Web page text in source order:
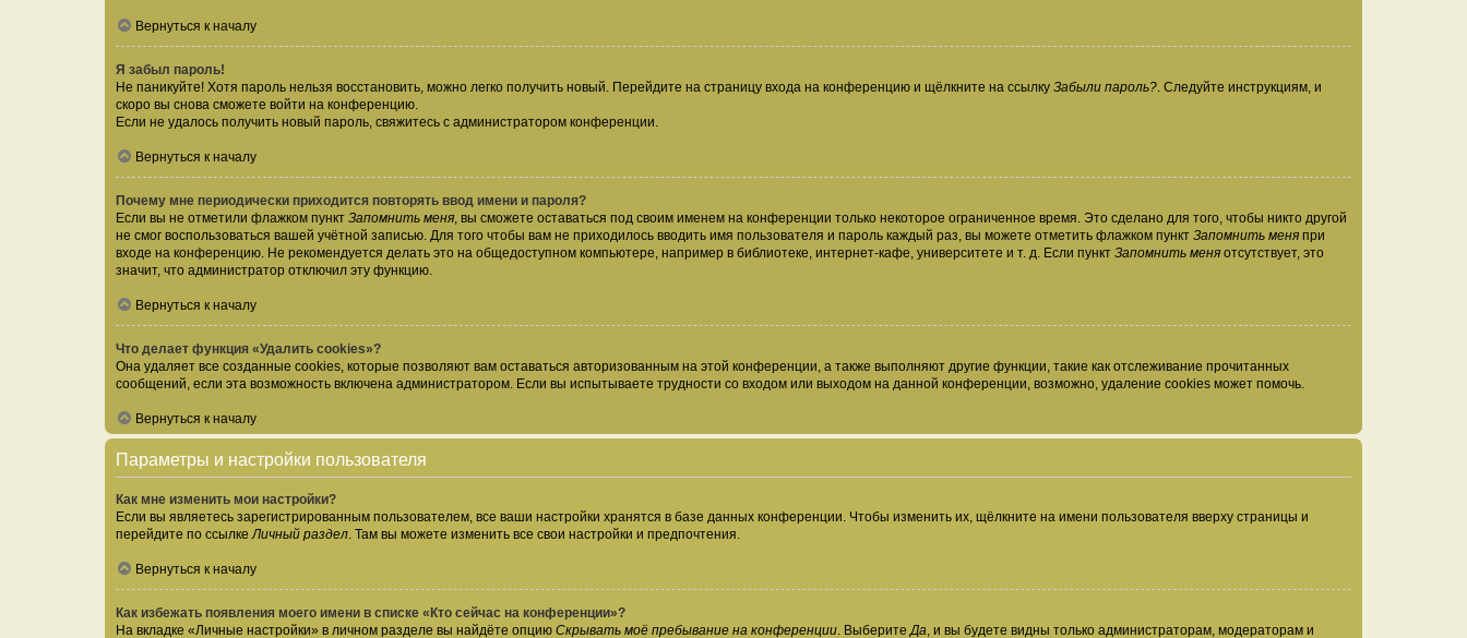
Вернуться к началу
Я забыл пароль!
Не паникуйте! Хотя пароль нельзя восстановить, можно легко получить новый. Перейдите на страницу входа на конференцию и щёлкните на ссылку Забыли пароль? . Следуйте инструкциям, и
скоро вы снова сможете войти на конференцию.
Если не удалось получить новый пароль, свяжитесь с администратором конференции.
Вернуться к началу
Почему мне периодически приходится повторять ввод имени и пароля?
Если вы не отметили флажком пункт Запомнить меня , вы сможете оставаться под своим именем на конференции только некоторое ограниченное время. Это сделано для того, чтобы никто другой
не смог воспользоваться вашей учётной записью. Для того чтобы вам не приходилось вводить имя пользователя и пароль каждый раз, вы можете отметить флажком пункт Запомнить меня при
входе на конференцию. Не рекомендуется делать это на общедоступном компьютере, например в библиотеке, интернет-кафе, университете и т. д. Если пункт Запомнить меня отсутствует, это
значит, что администратор отключил эту функцию.
Вернуться к началу
Что делает функция «Удалить cookies»?
Она удаляет все созданные cookies, которые позволяют вам оставаться авторизованным на этой конференции, а также выполняют другие функции, такие как отслеживание прочитанных
сообщений, если эта возможность включена администратором. Если вы испытываете трудности со входом или выходом на данной конференции, возможно, удаление cookies может помочь.
Вернуться к началу
Параметры и настройки пользователя
Как мне изменить мои настройки?
Если вы являетесь зарегистрированным пользователем, все ваши настройки хранятся в базе данных конференции. Чтобы изменить их, щёлкните на имени пользователя вверху страницы и
перейдите по ссылке Личный раздел . Там вы можете изменить все свои настройки и предпочтения.
Вернуться к началу
Как избежать появления моего имени в списке «Кто сейчас на конференции»?
На вкладке «Личные настройки» в личном разделе вы найдёте опцию Скрывать моё пребывание на конференции . Выберите Да , и вы будете видны только администраторам, модераторам и